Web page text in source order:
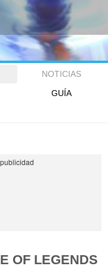
NOTICIAS
GUÍA
OF LEGENDS